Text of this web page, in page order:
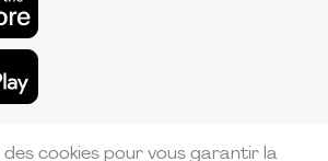
des cookies pour vous garantir la